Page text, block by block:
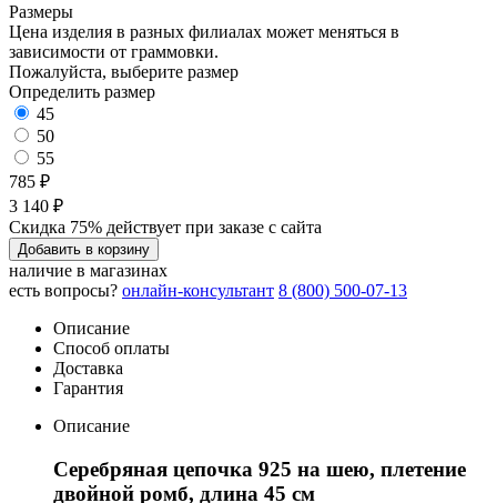
Размеры
Цена изделия в разных филиалах может меняться в
зависимости от граммовки.
Пожалуйста, выберите размер
Определить размер
45
50
55
785 ₽
3 140 ₽
Скидка 75% действует при заказе с сайта
Добавить в корзину
наличие в магазинах
есть вопросы? онлайн-консультант 8 (800) 500-07-13
Описание
Способ оплаты
Доставка
Гарантия
Описание
Серебряная цепочка 925 на шею, плетение
двойной ромб, длина 45 см